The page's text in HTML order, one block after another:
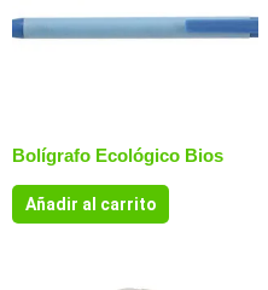
Bolígrafo Ecológico Bios
Añadir al carrito